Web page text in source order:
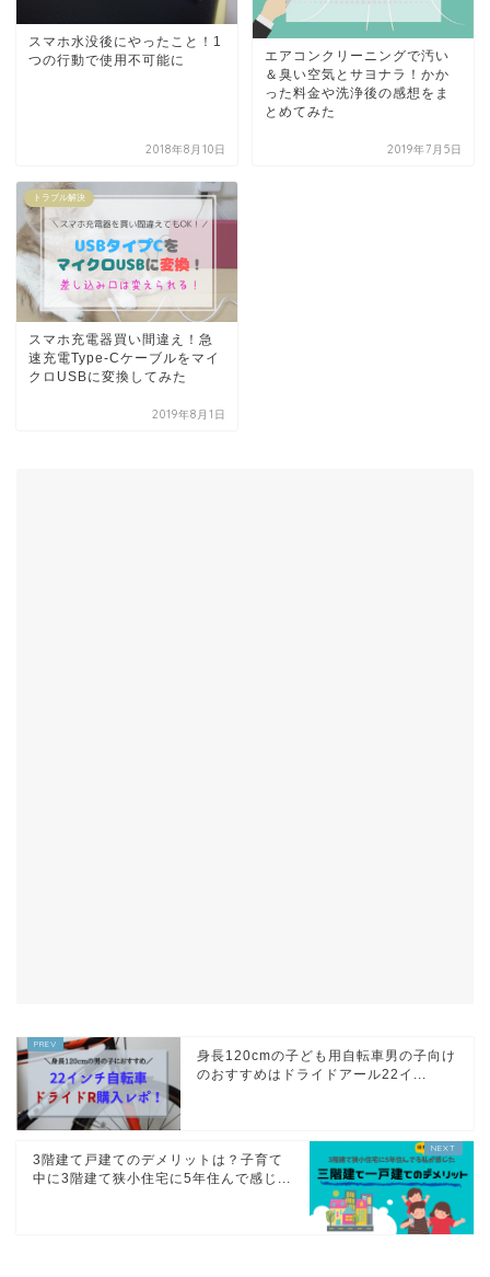
スマホ水没後にやったこと！1
つの行動で使用不可能に
2018年8月10日
エアコンクリーニングで汚い
＆臭い空気とサヨナラ！かか
った料金や洗浄後の感想をま
とめてみた
2019年7月5日
トラブル解決
スマホ充電器買い間違え！急
速充電Type-Cケーブルをマイ
クロUSBに変換してみた
2019年8月1日
身長120cmの子ども用自転車男の子向け
のおすすめはドライドアール22イ...
3階建て戸建てのデメリットは？子育て
中に3階建て狭小住宅に5年住んで感じ...